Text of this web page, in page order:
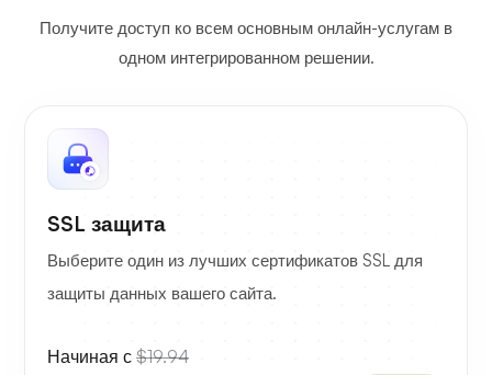
Получите доступ ко всем основным онлайн-услугам в
одном интегрированном решении.
SSL защита
Выберите один из лучших сертификатов SSL для
защиты данных вашего сайта.
Начиная с $19.94